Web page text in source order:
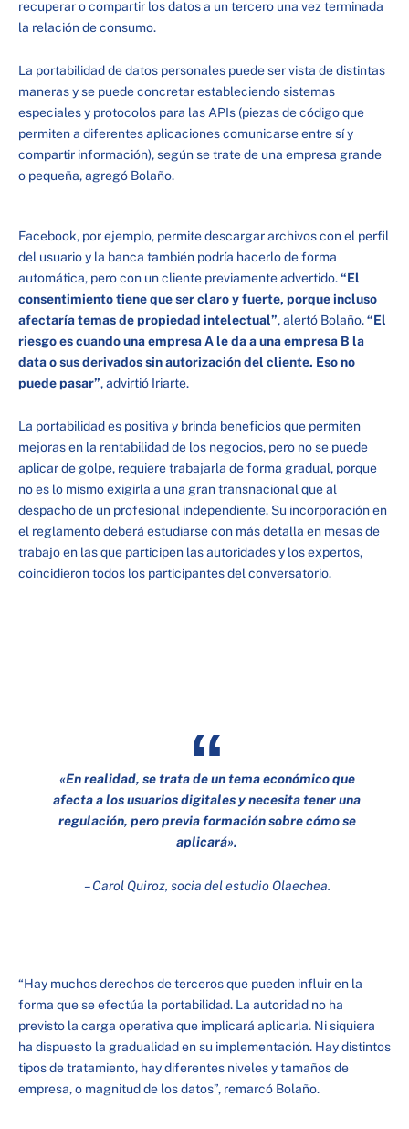
recuperar o compartir los datos a un tercero una vez terminada
la relación de consumo.
La portabilidad de datos personales puede ser vista de distintas
maneras y se puede concretar estableciendo sistemas
especiales y protocolos para las APIs (piezas de código que
permiten a diferentes aplicaciones comunicarse entre sí y
compartir información), según se trate de una empresa grande
o pequeña, agregó Bolaño.
Facebook, por ejemplo, permite descargar archivos con el perfil
del usuario y la banca también podría hacerlo de forma
automática, pero con un cliente previamente advertido.“El
consentimiento tiene que ser claro y fuerte, porque incluso
afectaría temas de propiedad intelectual”, alertó Bolaño.“El
riesgo es cuando una empresa A le da a una empresa B la
data o sus derivados sin autorización del cliente. Eso no
puede pasar”, advirtió Iriarte.
La portabilidad es positiva y brinda beneficios que permiten
mejoras en la rentabilidad de los negocios, pero no se puede
aplicar de golpe, requiere trabajarla de forma gradual, porque
no es lo mismo exigirla a una gran transnacional que al
despacho de un profesional independiente. Su incorporación en
el reglamento deberá estudiarse con más detalla en mesas de
trabajo en las que participen las autoridades y los expertos,
coincidieron todos los participantes del conversatorio.
«En realidad, se trata de un tema económico que
afecta a los usuarios digitales y necesita tener una
regulación, pero previa formación sobre cómo se
aplicará».
– Carol Quiroz, socia del estudio Olaechea.
“Hay muchos derechos de terceros que pueden influir en la
forma que se efectúa la portabilidad. La autoridad no ha
previsto la carga operativa que implicará aplicarla. Ni siquiera
ha dispuesto la gradualidad en su implementación. Hay distintos
tipos de tratamiento, hay diferentes niveles y tamaños de
empresa, o magnitud de los datos”, remarcó Bolaño.